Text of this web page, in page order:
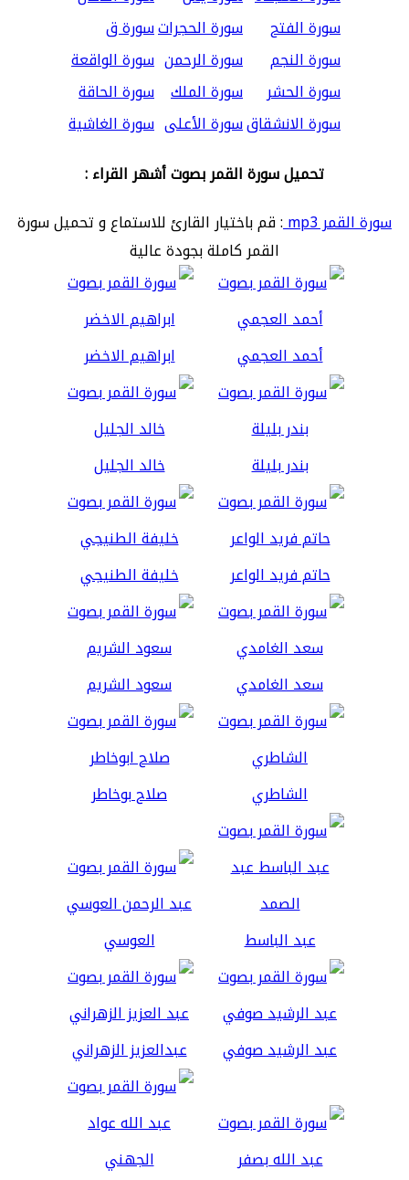
سورة الفتح
سورة الحجراتسورة ق
سورة النجم
سورة الرحمن سورة الواقعة
سورة الحشر
سورة الملك سورة الحاقة
سورة الانشقاقسورة الأعلى سورة الغاشية
تحميل سورة القمر بصوت أشهر القراء :
سورة القمر mp3
: قم باختيار القارئ للاستماع و تحميل سورة
القمر كاملة بجودة عالية
أحمد العجمي ابراهيم الاخضر
بندر بليلة خالد الجليل
حاتم فريد الواعر خليفة الطنيجي
سعد الغامدي سعود الشريم
الشاطري صلاح بوخاطر
عبد الباسط العوسي
عبد الرشيد صوفي عبدالعزيز الزهراني